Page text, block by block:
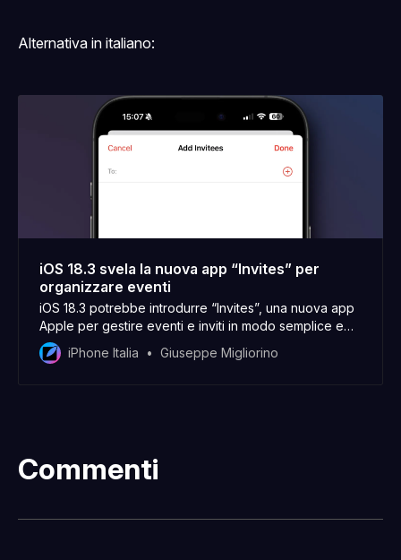
Alternativa in italiano:
iOS 18.3 svela la nuova app “Invites” per
organizzare eventi
iOS 18.3 potrebbe introdurre “Invites”, una nuova app
Apple per gestire eventi e inviti in modo semplice e
interattivo.
iPhone Italia Giuseppe Migliorino
Commenti